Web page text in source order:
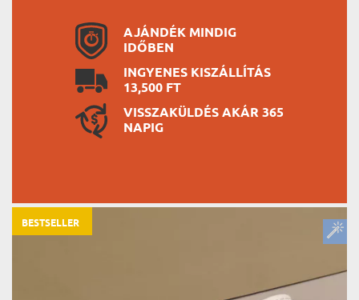
AJÁNDÉK MINDIG
IDŐBEN
INGYENES KISZÁLLÍTÁS
13,500 FT
VISSZAKÜLDÉS AKÁR 365
NAPIG
BESTSELLER